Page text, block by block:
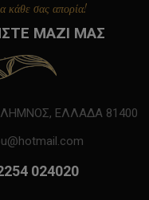
κάθε σας απορία!
ΜΑΖΙ ΜΑΣ
ΛΗΜΝΟΣ, ΕΛΛΑΔΑ 81400
024020